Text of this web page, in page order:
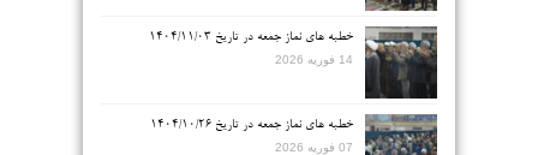
خطبه های نماز جمعه در تاریخ ۱۴۰۴/۱۱/۰۳
14 فوریه 2026
خطبه های نماز جمعه در تاریخ ۱۴۰۴/۱۰/۲۶
07 فوریه 2026